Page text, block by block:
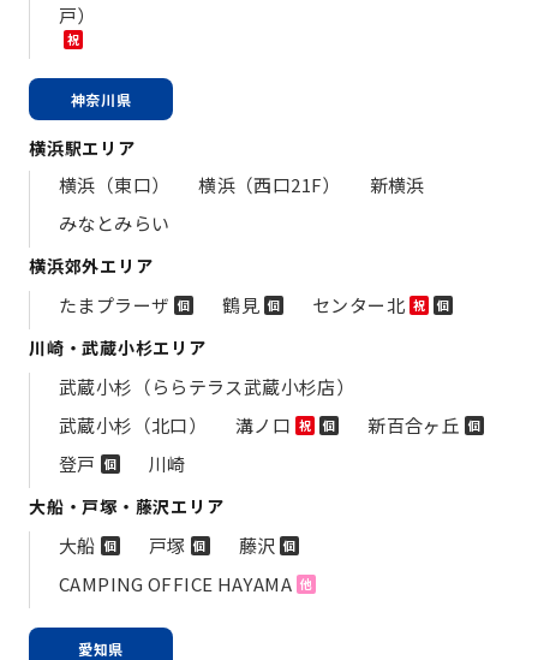
戸）
祝
神奈川県
横浜駅エリア
横浜（東口） 横浜（西口21F）
新横浜
みなとみらい
横浜郊外エリア
たまプラーザ 個 鶴見 個 センター北 祝 個
川崎・武蔵小杉エリア
武蔵小杉（ららテラス武蔵小杉店）
武蔵小杉（北口）
溝ノ口 祝 個 新百合ヶ丘 個
登戸 個 川崎
大船・戸塚・藤沢エリア
大船 個 戸塚 個 藤沢 個
CAMPING OFFICE HAYAMA 他
愛知県